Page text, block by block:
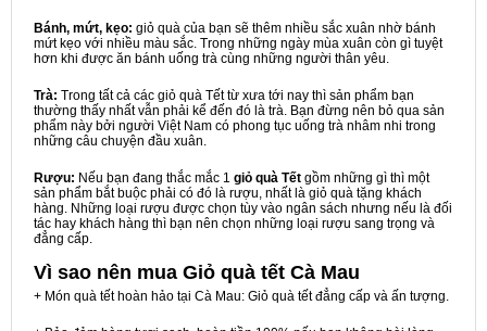
Bánh, mứt, kẹo: giỏ quà của bạn sẽ thêm nhiều sắc xuân nhờ bánh
mứt kẹo với nhiều màu sắc. Trong những ngày mùa xuân còn gì tuyệt
hơn khi được ăn bánh uống trà cùng những người thân yêu.
Trà: Trong tất cả các giỏ quà Tết từ xưa tới nay thì sản phẩm bạn
thường thấy nhất vẫn phải kể đến đó là trà. Bạn đừng nên bỏ qua sản
phẩm này bởi người Việt Nam có phong tục uống trà nhâm nhi trong
những câu chuyện đầu xuân.
Rượu: Nếu bạn đang thắc mắc 1 giỏ quà Tết gồm những gì thì một
sản phẩm bắt buộc phải có đó là rượu, nhất là giỏ quà tặng khách
hàng. Những loại rượu được chọn tùy vào ngân sách nhưng nếu là đối
tác hay khách hàng thì bạn nên chọn những loại rượu sang trọng và
đẳng cấp.
Vì sao nên mua Giỏ quà tết Cà Mau
+ Món quà tết hoàn hảo tại Cà Mau: Giỏ quà tết đẳng cấp và ấn tượng.